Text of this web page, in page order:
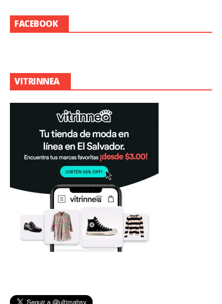
FACEBOOK
VITRINNEA